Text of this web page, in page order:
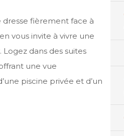
dresse fièrement face à
vous invite à vivre une
dans des suites
une vue
piscine privée et d’un